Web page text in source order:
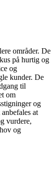
områder. De
på hurtig og
og
kunder. De
til
om
og
at
vurdere,
og